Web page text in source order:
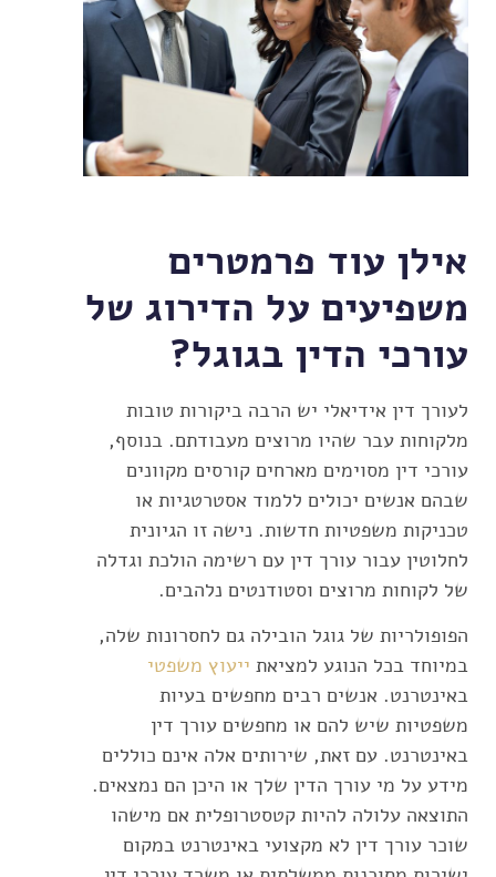
אילן עוד פרמטרים
משפיעים על הדירוג של
עורכי הדין בגוגל?
לעורך דין אידיאלי יש הרבה ביקורות טובות
מלקוחות עבר שהיו מרוצים מעבודתם. בנוסף,
עורכי דין מסוימים מארחים קורסים מקוונים
שבהם אנשים יכולים ללמוד אסטרטגיות או
טכניקות משפטיות חדשות. נישה זו הגיונית
לחלוטין עבור עורך דין עם רשימה הולכת וגדלה
של לקוחות מרוצים וסטודנטים נלהבים.
הפופולריות של גוגל הובילה גם לחסרונות שלה,
במיוחד בכל הנוגע למציאת ייעוץ משפטי
באינטרנט. אנשים רבים מחפשים בעיות
משפטיות שיש להם או מחפשים עורך דין
באינטרנט. עם זאת, שירותים אלה אינם כוללים
מידע על מי עורך הדין שלך או היכן הם נמצאים.
התוצאה עלולה להיות קטסטרופלית אם מישהו
שוכר עורך דין לא מקצועי באינטרנט במקום